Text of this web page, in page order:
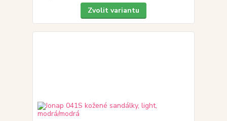
Zvolit variantu